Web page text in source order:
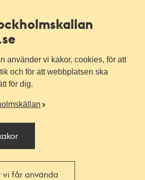
använder vi kakor, cookies, för att
och för att webbplatsen ska
för dig.
vi får använda